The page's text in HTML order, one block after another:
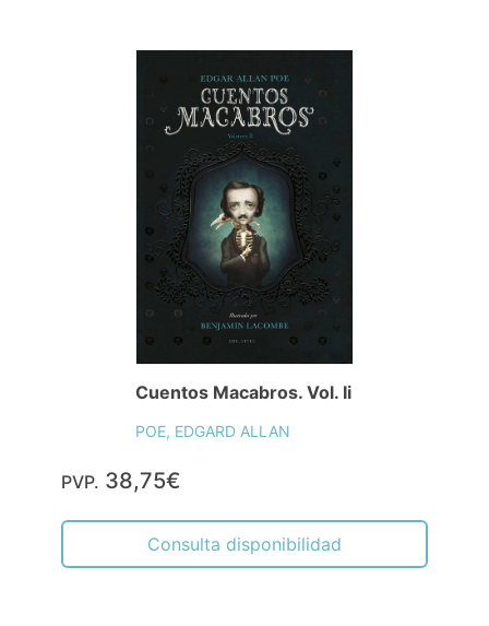
Cuentos Macabros. Vol. Ii
POE, EDGARD ALLAN
PVP. 38,75€
Consulta disponibilidad